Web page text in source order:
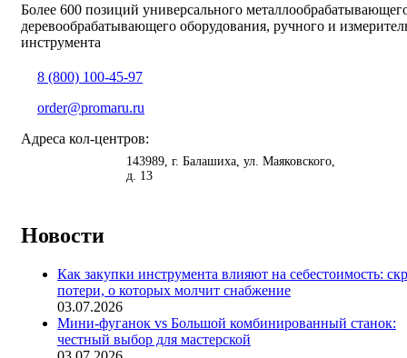
Более 600 позиций универсального
деревообрабатывающего оборудования, ручного и
инструмента
8 (800) 100-45-97
order@promaru.ru
Адреса кол-центров:
143989 , г. Балашиха ул. Маяковского,
д. 13
Новости
Как закупки инструмента влияют на себестоимость:
потери, о которых молчит снабжение
03.07.2026
Мини-фуганок vs Большой комбинированный станок:
честный выбор для мастерской